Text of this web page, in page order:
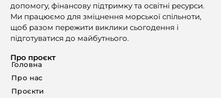
допомогу, фінансову підтримку та освітні ресурси.
Ми працюємо для зміцнення морської спільноти,
щоб разом пережити виклики сьогодення і
підготуватися до майбутнього.
Про проєкт
Головна
Про нас
Проєкти